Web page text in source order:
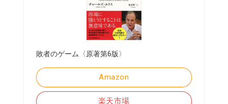
敗者のゲーム〈原著第6版〉
Amazon
楽天市場